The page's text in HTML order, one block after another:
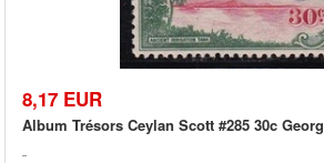
8,17 EUR
Album Trésors Ceylan Scott #285 30c